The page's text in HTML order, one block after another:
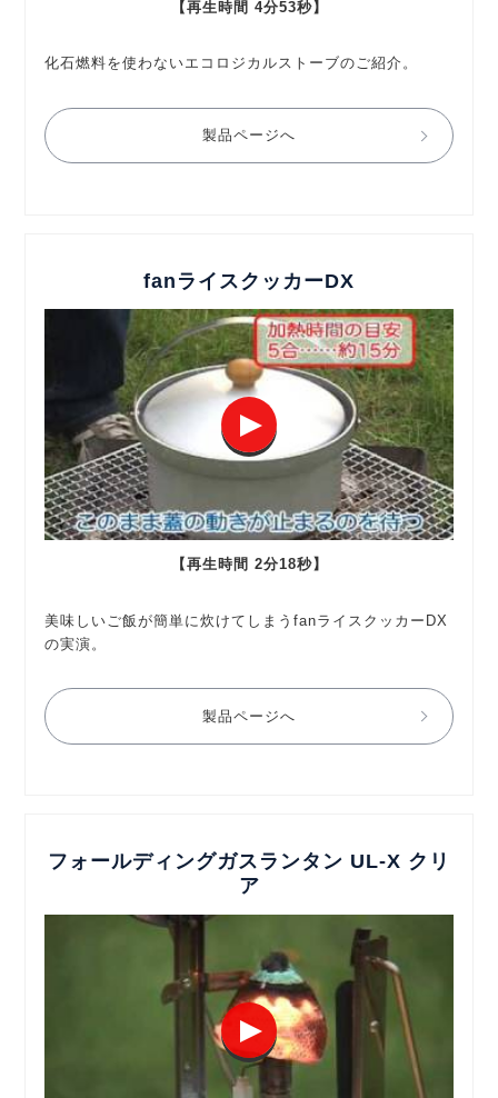
【再生時間 4分53秒】
化石燃料を使わないエコロジカルストーブのご紹介。
製品ページへ
fanライスクッカーDX
【再生時間 2分18秒】
美味しいご飯が簡単に炊けてしまうfanライスクッカーDX
の実演。
製品ページへ
フォールディングガスランタン UL-X クリ
ア